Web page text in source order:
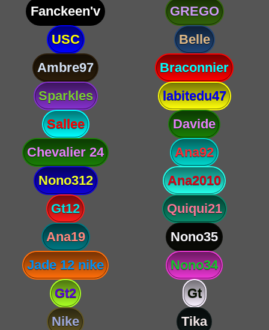
Fanckeen'v
GREGO
USC
Belle
Ambre97
Braconnier
Sparkles
labitedu47
Sallee
Davide
Chevalier 24
Ana92
Nono312
Ana2010
Gt12
Quiqui21
Ana19
Nono35
Jade 12 nike
Nono34
Gt2
Gt
Nike
Tika